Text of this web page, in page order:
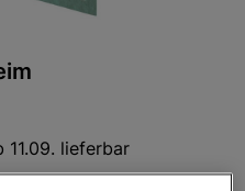
11.09. lieferbar